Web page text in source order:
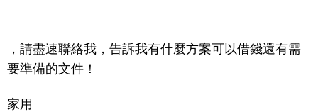
，請盡速聯絡我，告訴我有什麼方案可以借錢還有需
要準備的文件！
家用